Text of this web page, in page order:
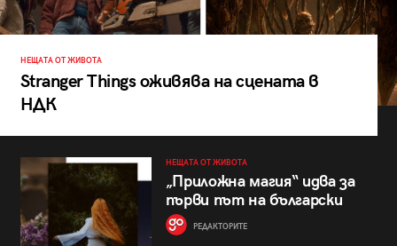
НЕЩАТА ОТ ЖИВОТА
Stranger Things оживява на сцената в
НДК
НЕЩАТА ОТ ЖИВОТА
„Приложна магия“ идва за
първи път на български
РЕДАКТОРИТЕ